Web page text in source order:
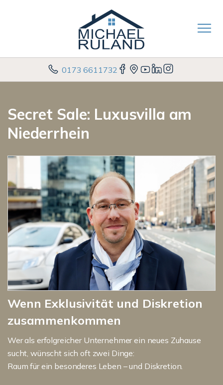
0173 6611732
Secret Sale: Luxusvilla am
Niederrhein
Wenn Exklusivität und Diskretion
zusammenkommen
Wer als erfolgreicher Unternehmer ein neues Zuhause
sucht, wünscht sich oft zwei Dinge:
Raum für ein besonderes Leben – und Diskretion.